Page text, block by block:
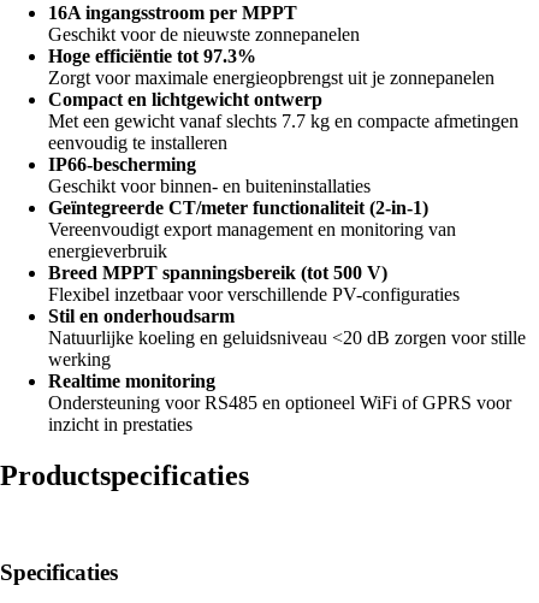
16A ingangsstroom per MPPT
Geschikt voor de nieuwste zonnepanelen
Hoge efficiëntie tot 97.3%
Zorgt voor maximale energieopbrengst uit je zonnepanelen
Compact en lichtgewicht ontwerp
Met een gewicht vanaf slechts 7.7 kg en compacte afmetingen
eenvoudig te installeren
IP66-bescherming
Geschikt voor binnen- en buiteninstallaties
Geïntegreerde CT/meter functionaliteit (2-in-1)
Vereenvoudigt export management en monitoring van
energieverbruik
Breed MPPT spanningsbereik (tot 500 V)
Flexibel inzetbaar voor verschillende PV-configuraties
Stil en onderhoudsarm
Natuurlijke koeling en geluidsniveau <20 dB zorgen voor stille
werking
Realtime monitoring
Ondersteuning voor RS485 en optioneel WiFi of GPRS voor
inzicht in prestaties
Productspecificaties
Specificaties